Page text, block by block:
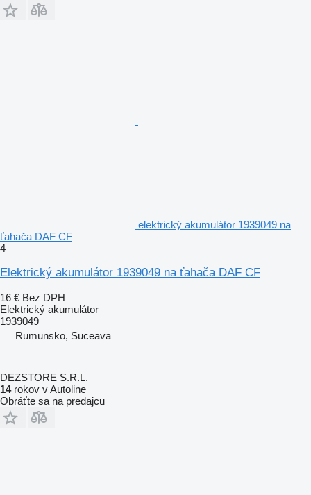
elektrický akumulátor 1939049 na
ťahača DAF CF
4
Elektrický akumulátor 1939049 na ťahača DAF CF
16 € Bez DPH
Elektrický akumulátor
1939049
Rumunsko, Suceava
DEZSTORE S.R.L.
14rokov v Autoline
Obráťte sa na predajcu